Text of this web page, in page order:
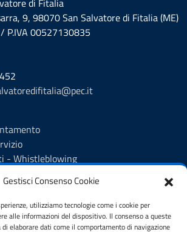
Gestisci Consenso Cookie
utilizziamo tecnologie come i cookie per
alle informazioni del dispositivo. Il consenso a queste
elaborare dati come il comportamento di navigazione
di Fitalia
9, 98070 San Salvatore di Fitalia (ME)
P.IVA 00527130835
- Whistleblowing